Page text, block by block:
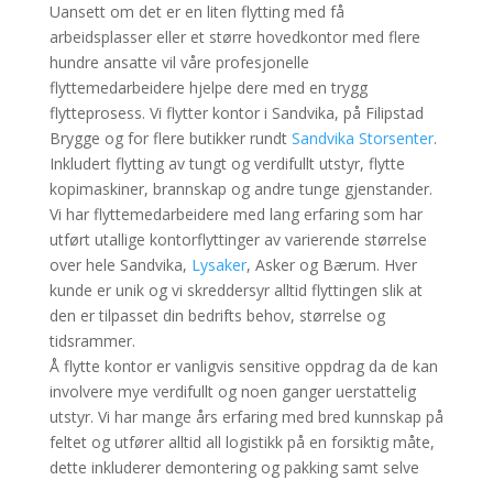
Uansett om det er en liten flytting med få
arbeidsplasser eller et større hovedkontor med flere
hundre ansatte vil våre profesjonelle
flyttemedarbeidere hjelpe dere med en trygg
flytteprosess. Vi flytter kontor i Sandvika, på Filipstad
Brygge og for flere butikker rundt Sandvika Storsenter.
Inkludert flytting av tungt og verdifullt utstyr, flytte
kopimaskiner, brannskap og andre tunge gjenstander.
Vi har flyttemedarbeidere med lang erfaring som har
utført utallige kontorflyttinger av varierende størrelse
over hele Sandvika, Lysaker, Asker og Bærum. Hver
kunde er unik og vi skreddersyr alltid flyttingen slik at
den er tilpasset din bedrifts behov, størrelse og
tidsrammer.
Å flytte kontor er vanligvis sensitive oppdrag da de kan
involvere mye verdifullt og noen ganger uerstattelig
utstyr. Vi har mange års erfaring med bred kunnskap på
feltet og utfører alltid all logistikk på en forsiktig måte,
dette inkluderer demontering og pakking samt selve